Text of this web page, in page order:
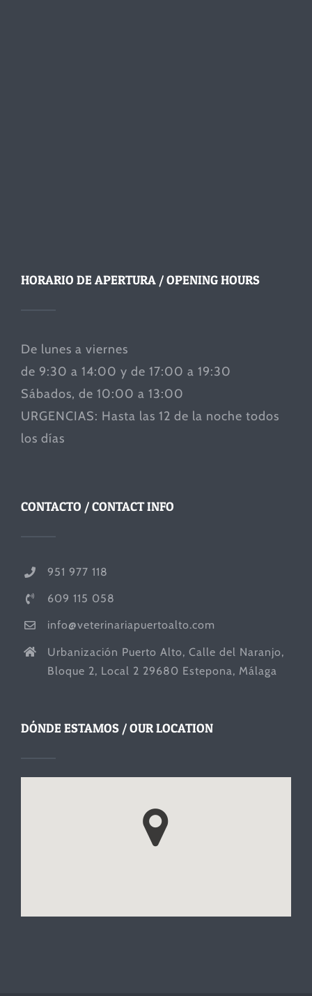
HORARIO DE APERTURA / OPENING HOURS
De lunes a viernes
de 9:30 a 14:00 y de 17:00 a 19:30
Sábados, de 10:00 a 13:00
URGENCIAS: Hasta las 12 de la noche todos
los días
CONTACTO / CONTACT INFO
951 977 118
609 115 058
info@veterinariapuertoalto.com
Urbanización Puerto Alto, Calle del Naranjo,
Bloque 2, Local 2 29680 Estepona, Málaga
DÓNDE ESTAMOS / OUR LOCATION